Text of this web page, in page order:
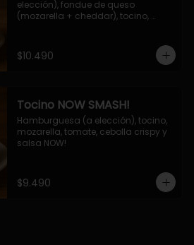
elección), fondue de queso
(mozarella + cheddar), tocino,
NOW!
$10.490
Tocino NOW SMASH!
Hamburguesa (a elección), tocino,
mozarella, tomate, cebolla crispy y
salsa NOW!
$9.490